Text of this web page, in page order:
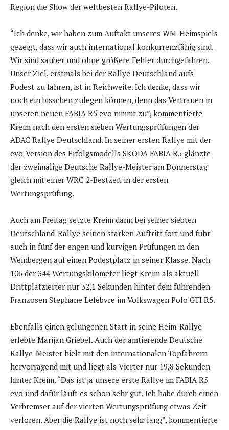
Region die Show der weltbesten Rallye-Piloten.
“Ich denke, wir haben zum Auftakt unseres WM-Heimspiels
gezeigt, dass wir auch international konkurrenzfähig sind.
Wir sind sauber und ohne größere Fehler durchgefahren.
Unser Ziel, erstmals bei der Rallye Deutschland aufs
Podest zu fahren, ist in Reichweite. Ich denke, dass wir
noch ein bisschen zulegen können, denn das Vertrauen in
unseren neuen FABIA R5 evo nimmt zu”, kommentierte
Kreim nach den ersten sieben Wertungsprüfungen der
ADAC Rallye Deutschland. In seiner ersten Rallye mit der
evo-Version des Erfolgsmodells SKODA FABIA R5 glänzte
der zweimalige Deutsche Rallye-Meister am Donnerstag
gleich mit einer WRC 2-Bestzeit in der ersten
Wertungsprüfung.
Auch am Freitag setzte Kreim dann bei seiner siebten
Deutschland-Rallye seinen starken Auftritt fort und fuhr
auch in fünf der engen und kurvigen Prüfungen in den
Weinbergen auf einen Podestplatz in seiner Klasse. Nach
106 der 344 Wertungskilometer liegt Kreim als aktuell
Drittplatzierter nur 32,1 Sekunden hinter dem führenden
Franzosen Stephane Lefebvre im Volkswagen Polo GTI R5.
Ebenfalls einen gelungenen Start in seine Heim-Rallye
erlebte Marijan Griebel. Auch der amtierende Deutsche
Rallye-Meister hielt mit den internationalen Topfahrern
hervorragend mit und liegt als Vierter nur 19,8 Sekunden
hinter Kreim. “Das ist ja unsere erste Rallye im FABIA R5
evo und dafür läuft es schon sehr gut. Ich habe durch einen
Verbremser auf der vierten Wertungsprüfung etwas Zeit
verloren. Aber die Rallye ist noch sehr lang”, kommentierte